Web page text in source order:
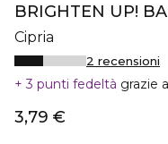
BRIGHTEN UP!
Cipria
2 recensioni
3 punti fedeltà grazie
3,79 €